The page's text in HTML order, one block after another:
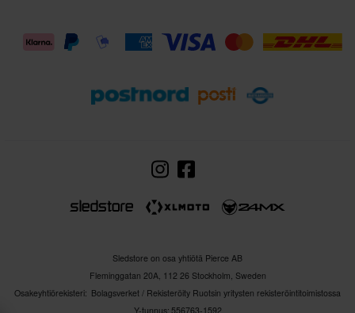
Sledstore on osa yhtiötä Pierce AB
Fleminggatan 20A, 112 26 Stockholm, Sweden
Osakeyhtiörekisteri: Bolagsverket / Rekisteröity Ruotsin yritysten rekisteröintitoimistossa
Y-tunnus: 556763-1592